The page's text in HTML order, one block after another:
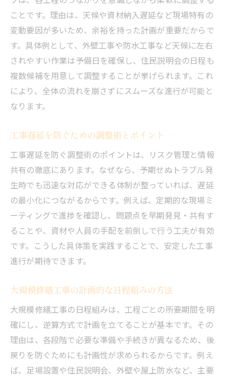
ことです。理由は、天候や資材納入遅延など現場特有の
変動要因が多いため、余裕を持った計画が重要だからで
す。具体例として、外壁工事や防水工事など天候に左右
されやすい作業は予備日を確保し、住民説明会の日程も
複数候補を用意して調整することが挙げられます。これ
により、全体の流れを崩さずにスムーズな進行が可能と
なります。
工事遅延を防ぐための調整術とポイント
工事遅延を防ぐ調整術のポイントは、リスク管理と情報
共有の徹底にあります。なぜなら、予期せぬトラブル発
生時でも迅速な対応ができる体制が整っていれば、遅延
の最小化につながるからです。例えば、定期的な現場ミ
ーティングで進捗を確認し、問題点を早期発見・共有す
ることや、資材や人員の手配を前倒しで行う工夫が有効
です。こうした具体策を実践することで、安定した工事
進行が期待できます。
大規模修繕工事の計画的な日程組みの方法
大規模修繕工事の日程組みは、工程ごとの所要期間を明
確にし、逆算方式で計画を立てることが基本です。その
理由は、各段階で必要な準備や手続きが異なるため、後
戻りを防ぐためにも計画性が求められるからです。例え
ば、足場設置や住民説明会、外壁や屋上防水など、主要